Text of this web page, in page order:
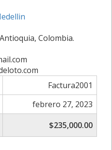
Colombia.
Factura2001
febrero 27, 2023
$235,000.00